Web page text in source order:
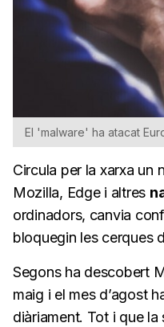
El 'malware' ha atacat
Circula per la xarxa un
Mozilla, Edge i altres
ordinadors, canvia
bloquegin les cerques
Segons ha descobert
maig i el mes d’agost
diàriament. Tot i que